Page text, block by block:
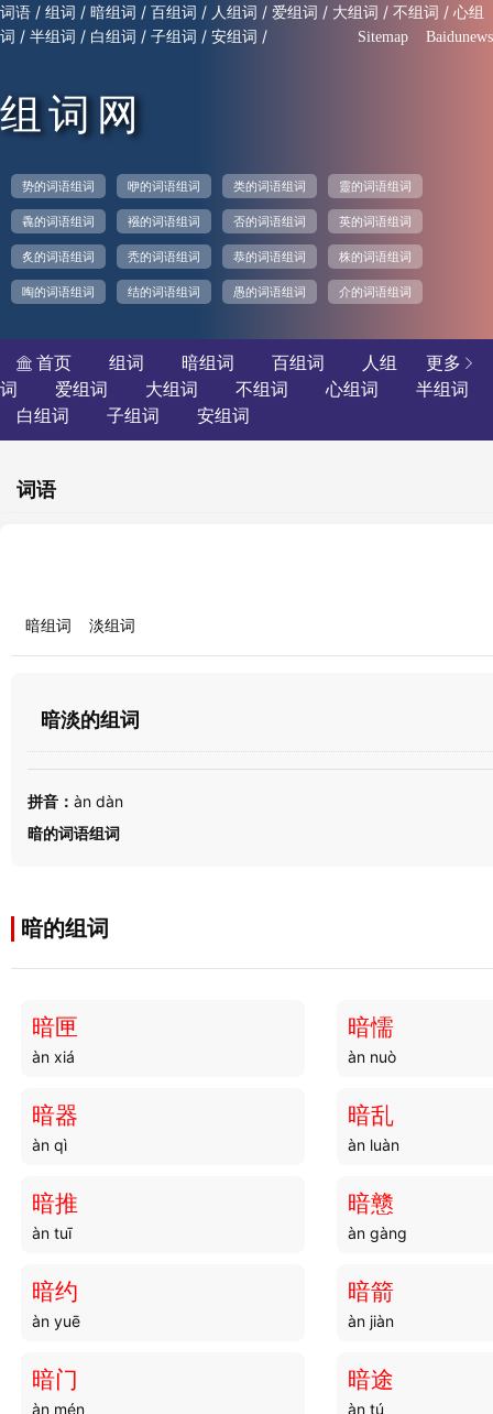
词语 / 组词 / 暗组词 / 百组词 / 人组词 / 爱组词 / 大组词 / 不组词 / 心组
词 / 半组词 / 白组词 / 子组词 / 安组词 / Sitemap Baidunews
组词网
势的词语组词 咿的词语组词 类的词语组词 靈的词语组词
毳的词语组词 襁的词语组词 否的词语组词 英的词语组词
炙的词语组词 秃的词语组词 恭的词语组词 株的词语组词
啕的词语组词 结的词语组词 愚的词语组词 介的词语组词
更多 
 首页 组词 暗组词 百组词
人组
词
爱组词 大组词 不组词 心组词
半组词
白组词
子组词 安组词
词语
暗组词 淡组词
暗淡的组词
拼音： àn dàn
暗的词语组词
暗的组词
暗匣
àn xiá
暗懦
àn nuò
暗器
àn qì
暗乱
àn luàn
暗推
àn tuī
暗戆
àn gàng
暗约
àn yuē
暗箭
àn jiàn
暗门
àn mén
暗途
àn tú